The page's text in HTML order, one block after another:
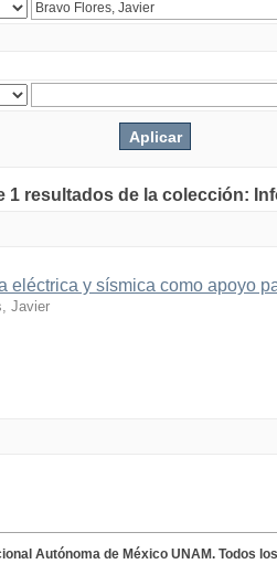
1 resultados de la colección:
eléctrica y sísmica como apoyo
Javier
Autónoma de México UNAM. Todos